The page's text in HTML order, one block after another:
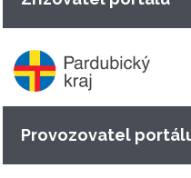
Provozovatel